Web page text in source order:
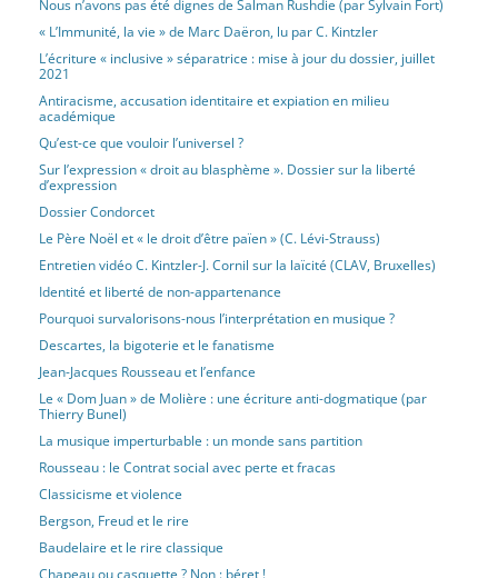
Nous n’avons pas été dignes de Salman Rushdie (par Sylvain Fort)
« L’Immunité, la vie » de Marc Daëron, lu par C. Kintzler
L’écriture « inclusive » séparatrice : mise à jour du dossier, juillet
2021
Antiracisme, accusation identitaire et expiation en milieu
académique
Qu’est-ce que vouloir l’universel ?
Sur l’expression « droit au blasphème ». Dossier sur la liberté
d’expression
Dossier Condorcet
Le Père Noël et « le droit d’être païen » (C. Lévi-Strauss)
Entretien vidéo C. Kintzler-J. Cornil sur la laïcité (CLAV, Bruxelles)
Identité et liberté de non-appartenance
Pourquoi survalorisons-nous l’interprétation en musique ?
Descartes, la bigoterie et le fanatisme
Jean-Jacques Rousseau et l’enfance
Le « Dom Juan » de Molière : une écriture anti-dogmatique (par
Thierry Bunel)
La musique imperturbable : un monde sans partition
Rousseau : le Contrat social avec perte et fracas
Classicisme et violence
Bergson, Freud et le rire
Baudelaire et le rire classique
Chapeau ou casquette ? Non : béret !